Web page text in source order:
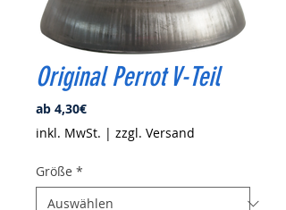
Original Perrot V-Teil
ab 4,30€Sale-
Preis
inkl. MwSt. | zzgl. Versand
Größe *